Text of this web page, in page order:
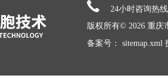
24小时咨询热
版权所有© 2026 重庆
备案号：
sitemap.xml